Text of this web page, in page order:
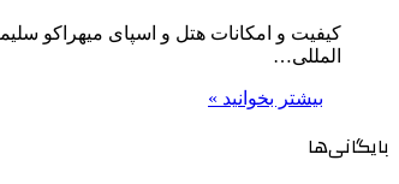
المللی…
بیشتر بخوانید »
بایگانی‌ها